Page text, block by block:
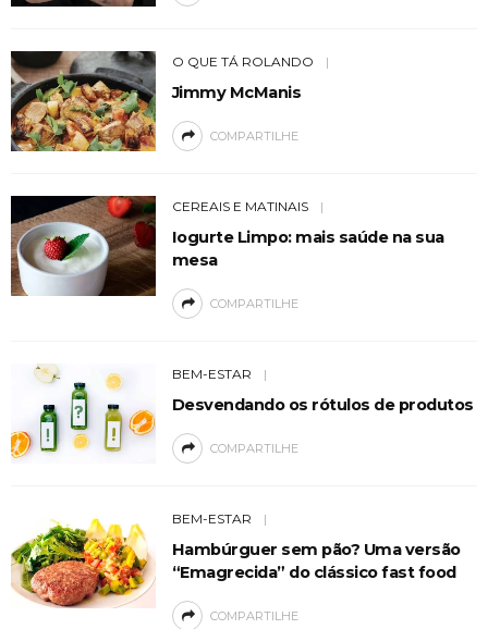
O QUE TÁ ROLANDO
Jimmy McManis
COMPARTILHE
CEREAIS E MATINAIS
Iogurte Limpo: mais saúde na sua
mesa
COMPARTILHE
BEM-ESTAR
Desvendando os rótulos de produtos
COMPARTILHE
BEM-ESTAR
Hambúrguer sem pão? Uma versão
“Emagrecida” do clássico fast food
COMPARTILHE